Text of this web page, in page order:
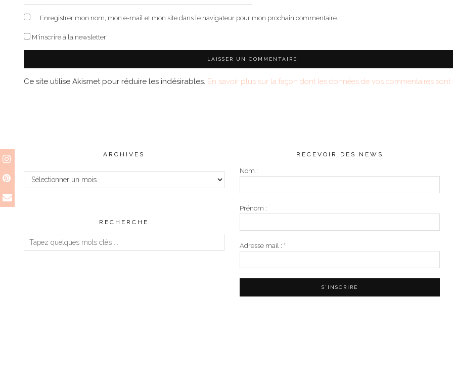
Enregistrer mon nom, mon e-mail et mon site dans le navigateur pour mon prochain commentaire.
M'inscrire à la newsletter
Ce site utilise Akismet pour réduire les indésirables. En savoir plus sur la façon dont les données de vos commentaires sont
ARCHIVES
Archives
RECHERCHE
RECEVOIR DES NEWS
Nom :
Prénom :
Adresse mail : *